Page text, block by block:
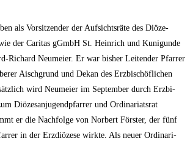
als Vor­sit­zen­der der Auf­sichts­rä­te des Diö­ze­
der Cari­tas gGmbH St. Hein­rich und Kuni­gun­de
Richard Neu­mei­er. Er war bis­her Lei­ten­der Pfar­rer
Aisch­grund und Dekan des Erz­bi­schöf­li­chen
wird Neu­mei­er im Sep­tem­ber durch Erz­bi­
Diö­ze­san­ju­gend­pfar­rer und Ordi­na­ri­ats­rat
er die Nach­fol­ge von Nor­bert Förs­ter, der fünf
in der Erz­diö­ze­se wirk­te. Als neu­er Ordi­na­ri­